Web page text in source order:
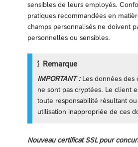
sensibles de leurs employés.
pratiques recommandées en
champs personnalisés ne doivent
personnelles ou sensibles.
Remarque
IMPORTANT :Les données des
ne sont pas cryptées. Le client
toute responsabilité résultant
utilisation inappropriée de ces
Nouveau certificat SSL pour